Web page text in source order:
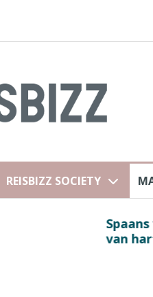
REISBIZZ SOCIETY
Spaans
van harte welkom’